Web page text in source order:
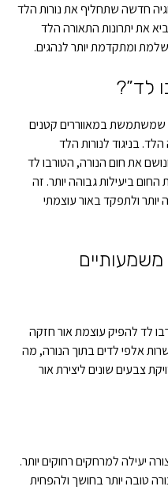
חדשה שתחליף את נורות הלד
את יתרונות התאורה הלד
ומתקדמת יותר לנהגים.
לד”?
שמשתמשת במאווררים קטנים
הלד. בניגוד לנורות הלד
את חום הנורה, הטורבו לד
ביעילות גבוהה יותר. זה
ולתפקד באור עוצמתי
לד להפיק עוצמת אור חזקה
אלפי לדים בתוך הנורה, מה
צבעים שונים ליצירת אור
יעילה למרחקים רחוקים יותר.
טובה יותר בחושך ולהפחית